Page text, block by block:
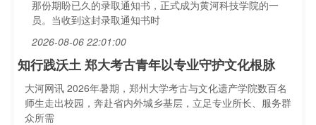
那份期盼已久的录取通知书，正式成为黄河科技学院的一
员。当收到这封录取通知书时
2026-08-06 22:01:00
知行践沃土 郑大考古青年以专业守护文化根脉
大河网讯 2026年暑期，郑州大学考古与文化遗产学院数百名
师生走出校园，奔赴省内外城乡基层，立足专业所长、服务群
众所需